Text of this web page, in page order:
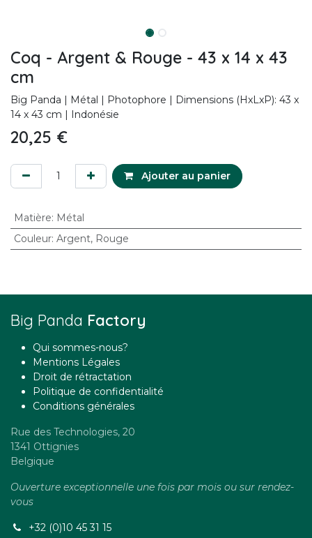
Coq - Argent & Rouge - 43 x 14 x 43
cm
Big Panda | Métal | Photophore | Dimensions (HxLxP): 43 x
14 x 43 cm | Indonésie
20,25 €
Ajouter au panier
Matière: Métal
Couleur: Argent, Rouge
Big Panda Factory
Qui sommes-nous?
Mentions Légales
Droit de rétractation
Politique de confidentialité
Conditions générales
Rue des Technologies, 20
1341 Ottignies
Belgique
Ouverture exceptionnelle une fois par mois ou sur rendez-
vous
+32 (0)10 45 31 15